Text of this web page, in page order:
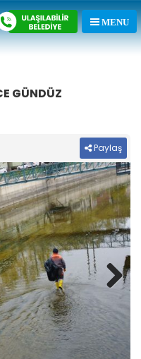
GÜNDÜZ
Paylaş
Next